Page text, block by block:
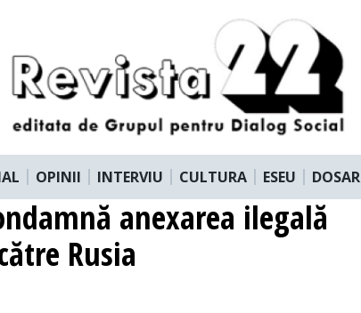
OPINII INTERVIU CULTURA ESEU DOSAR
anexarea ilegală
Rusia